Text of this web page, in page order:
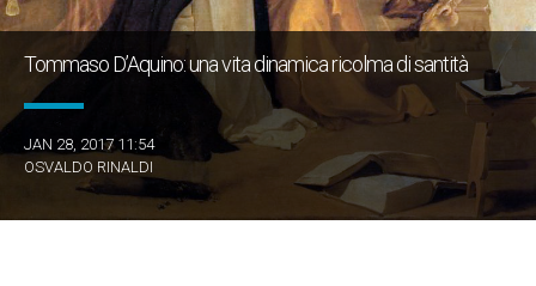
Tommaso D’Aquino: una vita dinamica ricolma di santità
JAN 28, 2017 11:54
OSVALDO RINALDI